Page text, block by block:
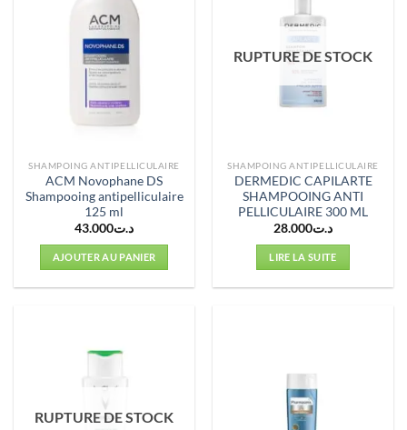
SHAMPOING ANTIPELLICULAIRE
ACM Novophane DS
Shampooing antipelliculaire
125 ml
د.ت43.000
AJOUTER AU PANIER
RUPTURE DE STOCK
SHAMPOING ANTIPELLICULAIRE
DERMEDIC CAPILARTE
SHAMPOOING ANTI
PELLICULAIRE 300 ML
د.ت28.000
LIRE LA SUITE
RUPTURE DE STOCK